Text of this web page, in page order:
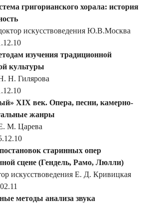
григорианского хорала: история
искусствоведения Ю.В.Москва
изучения традиционной
культуры
Н. Гилярова
ХIХ век. Опера, песни, камерно-
жанры
М. Царева
старинных опер
сцене (Гендель, Рамо, Люлли)
искусствоведения Е. Д. Кривицкая
методы анализа звука